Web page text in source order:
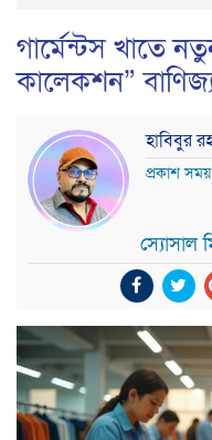
গার্মেন্টস খাতে
কালেকশন”
হাবিবুর
প্রকাশ
স্যোসাল